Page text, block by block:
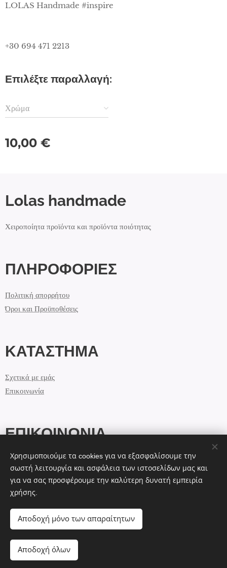
LOLAS Handmade #inspire
+30 694 471 2213
Επιλέξτε παραλλαγή:
Χρώμα
10,00 €
Lolas handmade
Χειροποίητα προϊόντα και προϊόντα ποιότητας
ΠΛΗΡΟΦΟΡΙΕΣ
Πολιτική απορρήτου
Όροι και Προϋποθέσεις
ΚΑΤΑΣΤΗΜΑ
Σχετικά με εμάς
Επικοινωνία
ΕΠΙΚΟΙΝΩΝΙΑ
info@lolashandmade.gr
+30 69 44 7 12 2 13
Cookies
Χρησιμοποιούμε τα cookies για να εξασφαλίσουμε την
σωστή λειτουργία και ασφάλεια των ιστοσελίδων μας και
για να σας προσφέρουμε την καλύτερη δυνατή εμπειρία
χρήσης.
Αποδοχή μόνο των απαραίτητων
Αποδοχή όλων